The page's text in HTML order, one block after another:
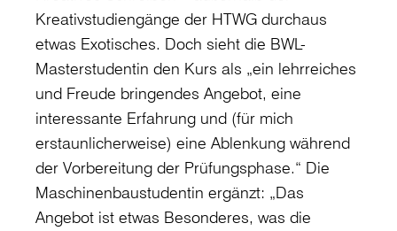
Kreativstudiengänge der HTWG durchaus
etwas Exotisches. Doch sieht die BWL-
Masterstudentin den Kurs als „ein lehrreiches
und Freude bringendes Angebot, eine
interessante Erfahrung und (für mich
erstaunlicherweise) eine Ablenkung während
der Vorbereitung der Prüfungsphase.“ Die
Maschinenbaustudentin ergänzt: „Das
Angebot ist etwas Besonderes, was die